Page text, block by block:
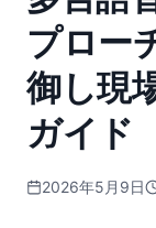
プロー
御し現
ガイド
2026年5月9日